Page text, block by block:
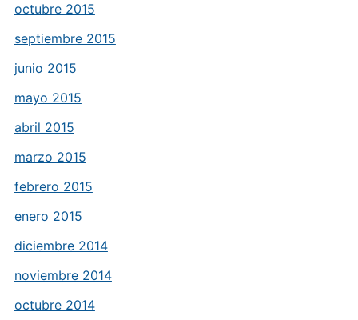
octubre 2015
septiembre 2015
junio 2015
mayo 2015
abril 2015
marzo 2015
febrero 2015
enero 2015
diciembre 2014
noviembre 2014
octubre 2014